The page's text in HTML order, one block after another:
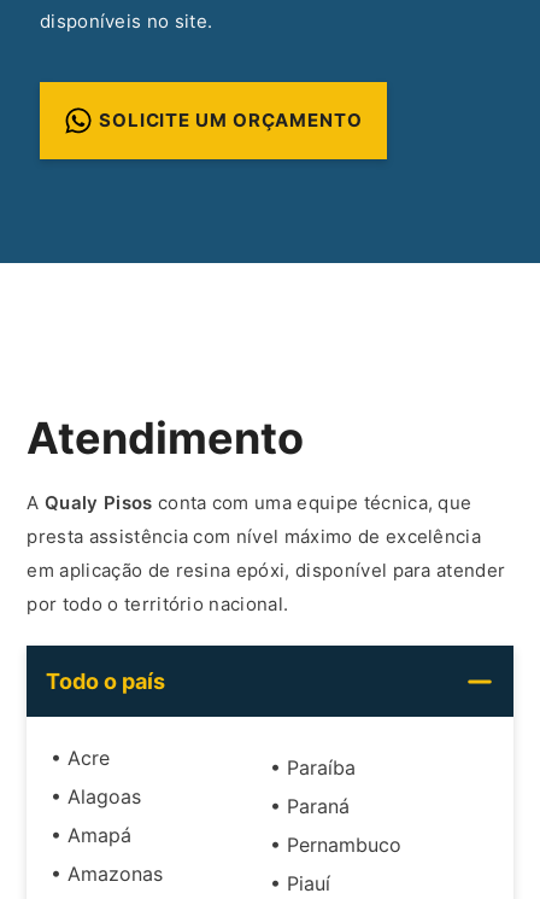
disponíveis no site.
SOLICITE UM ORÇAMENTO
Atendimento
AQualy Pisos conta com uma equipe técnica, que
presta assistência com nível máximo de excelência
em aplicação de resina epóxi, disponível para atender
por todo o território nacional.
Todo o país
• Acre
• Alagoas
• Amapá
• Amazonas
• Paraíba
• Paraná
• Pernambuco
• Piauí